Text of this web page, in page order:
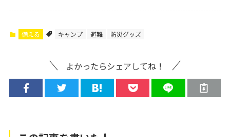
備える キャンプ 避難 防災グッズ
よかったらシェアしてね！